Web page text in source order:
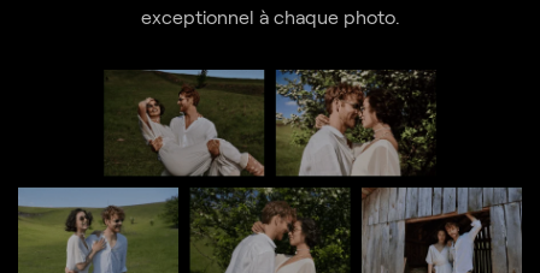
exceptionnel à chaque photo.